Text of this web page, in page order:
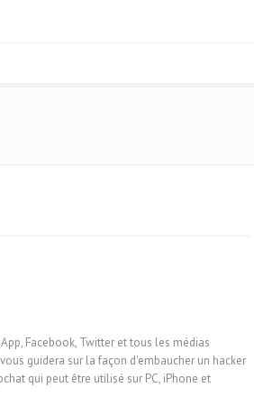
Facebook, Twitter et tous les médias
guidera sur la façon d'embaucher un hacker
qui peut être utilisé sur PC, iPhone et